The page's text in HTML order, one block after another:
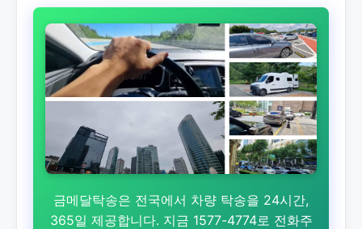
금메달탁송은 전국에서 차량 탁송을 24시간,
365일 제공합니다. 지금 1577-4774로 전화주